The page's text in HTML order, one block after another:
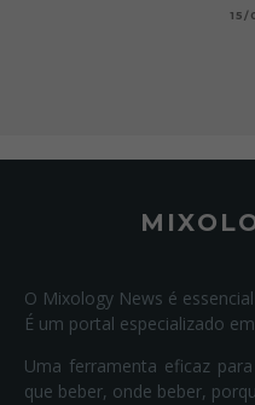
15/
O Mixology News é
É um portal especializado
Uma ferramenta eficaz
que beber, onde beber,